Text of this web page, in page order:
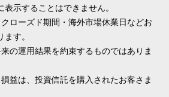
示することはできません。
ローズド期間・海外市場休業日などお
す。
の運用結果を約束するものではありま
益は、投資信託を購入されたお客さま